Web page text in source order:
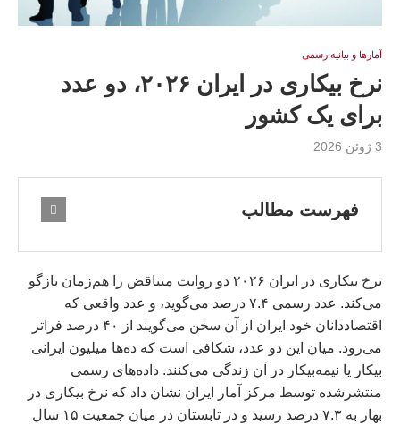
آمارها و بيانيه رسمى
نرخ بیکاری در ایران ۲۰۲۶، دو عدد
برای یک کشور
3 ژوئن 2026
فهرست مطالب
نرخ بیکاری در ایران ۲۰۲۶ دو روایت متناقض را هم‌زمان بازگو
می‌کند. عدد رسمی ۷.۴ درصد می‌گوید، و عدد واقعی که
اقتصاددانان خود ایران از آن سخن می‌گویند از ۴۰ درصد فراتر
می‌رود. میان این دو عدد، شکافی است که ده‌ها میلیون ایرانی
بیکار یا نیمه‌بیکار در آن زندگی می‌کنند. داده‌های رسمی
منتشرشده توسط مرکز آمار ایران نشان داد که نرخ بیکاری در
بهار به ۷.۳ درصد رسید و در تابستان در میان جمعیت ۱۵ سال